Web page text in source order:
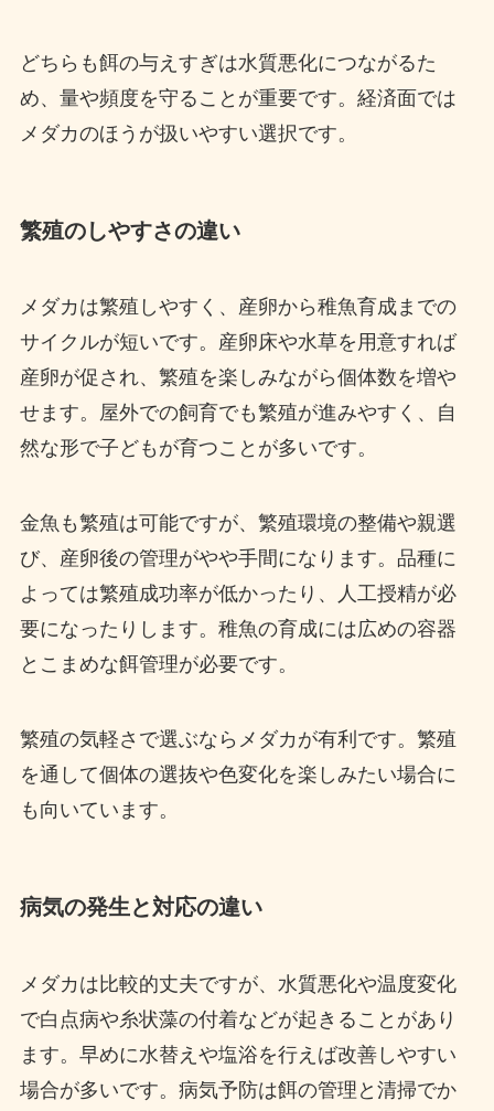
どちらも餌の与えすぎは水質悪化につながるた
め、量や頻度を守ることが重要です。経済面では
メダカのほうが扱いやすい選択です。
繁殖のしやすさの違い
メダカは繁殖しやすく、産卵から稚魚育成までの
サイクルが短いです。産卵床や水草を用意すれば
産卵が促され、繁殖を楽しみながら個体数を増や
せます。屋外での飼育でも繁殖が進みやすく、自
然な形で子どもが育つことが多いです。
金魚も繁殖は可能ですが、繁殖環境の整備や親選
び、産卵後の管理がやや手間になります。品種に
よっては繁殖成功率が低かったり、人工授精が必
要になったりします。稚魚の育成には広めの容器
とこまめな餌管理が必要です。
繁殖の気軽さで選ぶならメダカが有利です。繁殖
を通して個体の選抜や色変化を楽しみたい場合に
も向いています。
病気の発生と対応の違い
メダカは比較的丈夫ですが、水質悪化や温度変化
で白点病や糸状藻の付着などが起きることがあり
ます。早めに水替えや塩浴を行えば改善しやすい
場合が多いです。病気予防は餌の管理と清掃でか